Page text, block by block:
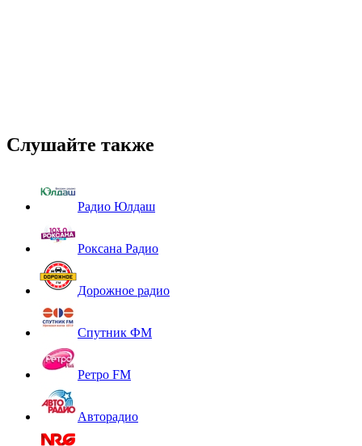
Слушайте также
Радио Юлдаш
Роксана Радио
Дорожное радио
Спутник ФМ
Ретро FM
Авторадио